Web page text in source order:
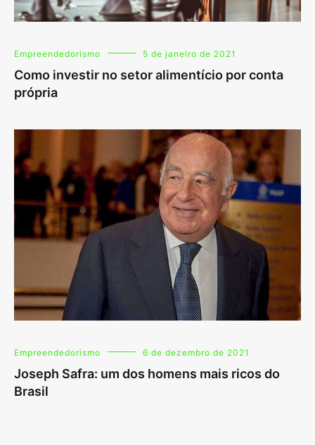
Empreendedorismo 5 de janeiro de 2021
Como investir no setor alimentício por conta
própria
Empreendedorismo 6 de dezembro de 2021
Joseph Safra: um dos homens mais ricos do
Brasil